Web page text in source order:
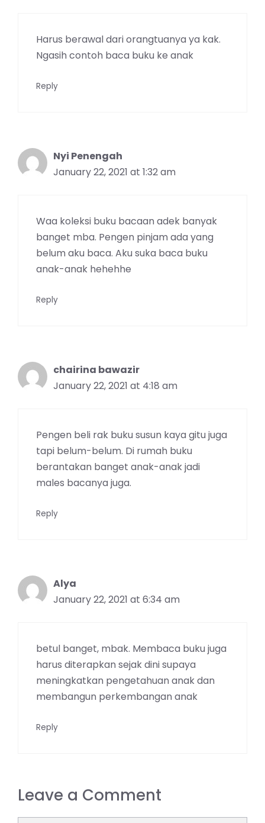
Harus berawal dari orangtuanya ya kak.
Ngasih contoh baca buku ke anak
Reply
Nyi Penengah
January 22, 2021 at 1:32 am
Waa koleksi buku bacaan adek banyak
banget mba. Pengen pinjam ada yang
belum aku baca. Aku suka baca buku
anak-anak hehehhe
Reply
chairina bawazir
January 22, 2021 at 4:18 am
Pengen beli rak buku susun kaya gitu juga
tapi belum-belum. Di rumah buku
berantakan banget anak-anak jadi
males bacanya juga.
Reply
Alya
January 22, 2021 at 6:34 am
betul banget, mbak. Membaca buku juga
harus diterapkan sejak dini supaya
meningkatkan pengetahuan anak dan
membangun perkembangan anak
Reply
Leave a Comment